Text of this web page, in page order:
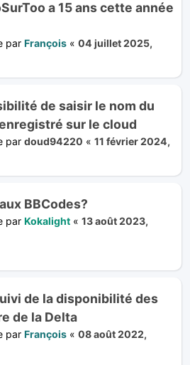
a 15 ans cette année
par François « 04 juillet 2025,
de saisir le nom du
sur le cloud
par doud94220 « 11 février 2024,
BBCodes?
par Kokalight « 13 août 2023,
de la disponibilité des
de la Delta
par François « 08 août 2022,